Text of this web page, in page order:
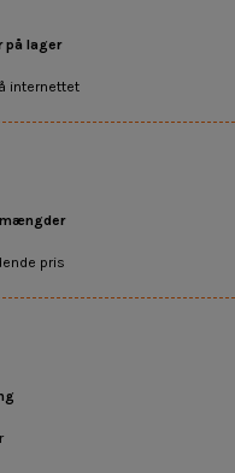
på lager
internettet
pris